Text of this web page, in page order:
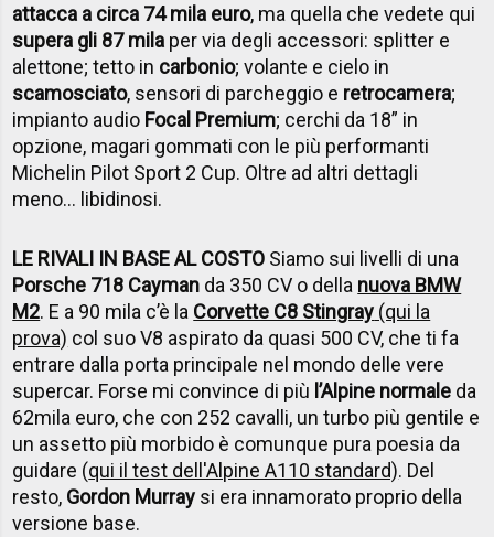
attacca a circa 74 mila euro, ma quella che vedete qui
supera gli 87 mila per via degli accessori: splitter e
alettone; tetto in carbonio; volante e cielo in
scamosciato, sensori di parcheggio e retrocamera;
impianto audio Focal Premium; cerchi da 18” in
opzione, magari gommati con le più performanti
Michelin Pilot Sport 2 Cup. Oltre ad altri dettagli
meno... libidinosi.
LE RIVALI IN BASE AL COSTO Siamo sui livelli di una
Porsche 718 Cayman da 350 CV o della nuova BMW
M2. E a 90 mila c’è la Corvette C8 Stingray (qui la
prova) col suo V8 aspirato da quasi 500 CV, che ti fa
entrare dalla porta principale nel mondo delle vere
supercar. Forse mi convince di più l’Alpine normale da
62mila euro, che con 252 cavalli, un turbo più gentile e
un assetto più morbido è comunque pura poesia da
guidare (qui il test dell'Alpine A110 standard). Del
resto, Gordon Murray si era innamorato proprio della
versione base.